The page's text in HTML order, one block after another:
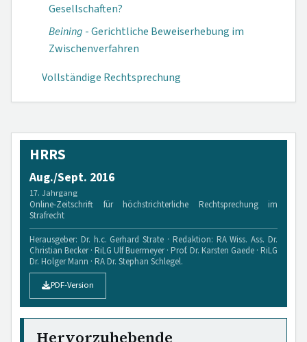
Gesellschaften?
Beining - Gerichtliche Beweis­erhebung im
Zwischen­verfahren
Vollständige Rechtsprechung
HRRS
Aug./Sept. 2016
17. Jahrgang
Online-Zeitschrift für höchstrichterliche Rechtsprechung im
Strafrecht
Herausgeber: Dr. h.c. Gerhard Strate · Redaktion: RA Wiss. Ass. Dr.
Christian Becker · RiLG Ulf Buermeyer · Prof. Dr. Karsten Gaede · RiLG
Dr. Holger Mann · RA Dr. Stephan Schlegel.
PDF-Version
Hervorzuhebende